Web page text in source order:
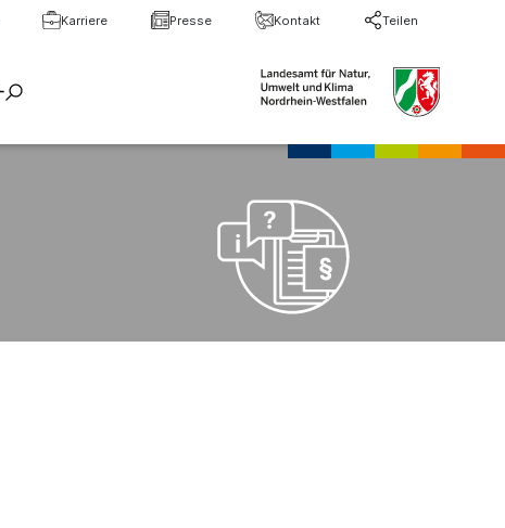
Karriere Presse Kontakt Teilen
Suche schließen